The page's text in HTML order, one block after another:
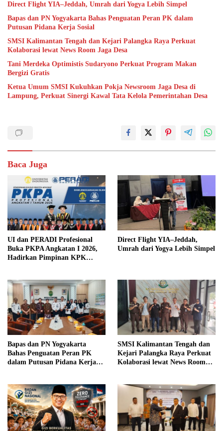
Direct Flight YIA–Jeddah, Umrah dari Yogya Lebih Simpel
Bapas dan PN Yogyakarta Bahas Penguatan Peran PK dalam
Putusan Pidana Kerja Sosial
SMSI Kalimantan Tengah dan Kejari Palangka Raya Perkuat
Kolaborasi lewat News Room Jaga Desa
Tani Merdeka Optimistis Sudaryono Perkuat Program Makan
Bergizi Gratis
Ketua Umum SMSI Kukuhkan Pokja Newsroom Jaga Desa di
Lampung, Perkuat Sinergi Kawal Tata Kelola Pemerintahan Desa
Baca Juga
UI dan PERADI Profesional
Buka PKPA Angkatan I 2026,
Hadirkan Pimpinan KPK
Direct Flight YIA–Jeddah,
Umrah dari Yogya Lebih Simpel
Bapas dan PN Yogyakarta
Bahas Penguatan Peran PK
dalam Putusan Pidana Kerja
SMSI Kalimantan Tengah dan
Kejari Palangka Raya Perkuat
Kolaborasi lewat News Room